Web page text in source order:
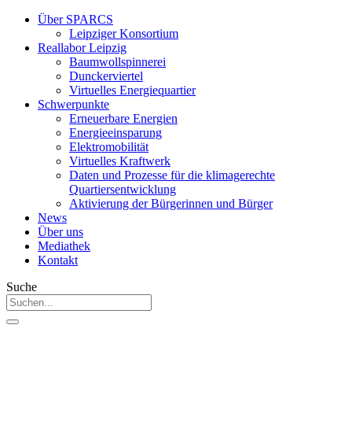
Über SPARCS
Leipziger Konsortium
Reallabor Leipzig
Baumwollspinnerei
Dunckerviertel
Virtuelles Energiequartier
Schwerpunkte
Erneuerbare Energien
Energieeinsparung
Elektromobilität
Virtuelles Kraftwerk
Daten und Prozesse für die klimagerechte
Quartiersentwicklung
Aktivierung der Bürgerinnen und Bürger
News
Über uns
Mediathek
Kontakt
Suche